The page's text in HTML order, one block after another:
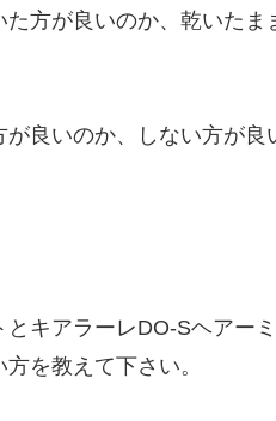
方が良いのか、乾いた
良いのか、しない方が
キアラーレDO-Sヘアー
を教えて下さい。